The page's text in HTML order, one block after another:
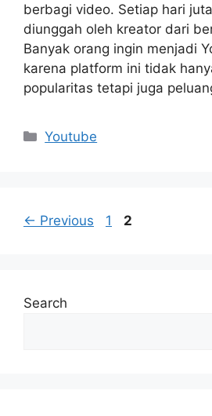
berbagi video. Setiap hari
diunggah oleh kreator dari
Banyak orang ingin menjadi
karena platform ini tidak
popularitas tetapi juga
Categories
Youtube
← Previous Page
1 Page
2
Search